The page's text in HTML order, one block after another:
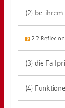
(2) bei
2.2
(3) die
(4)